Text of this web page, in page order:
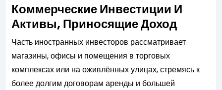
Коммерческие Инвестиции И
Активы, Приносящие Доход
Часть иностранных инвесторов рассматривает
магазины, офисы и помещения в торговых
комплексах или на оживлённых улицах, стремясь к
более долгим договорам аренды и большей